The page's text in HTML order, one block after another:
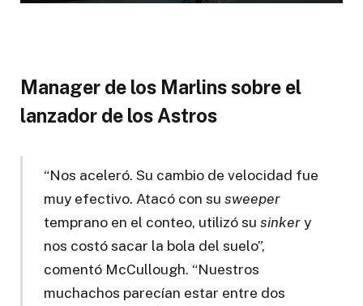
Manager de los Marlins sobre el
lanzador de los Astros
“Nos aceleró. Su cambio de velocidad fue
muy efectivo. Atacó con susweeper
temprano en el conteo, utilizó susinkery
nos costó sacar la bola del suelo”,
comentó McCullough. “Nuestros
muchachos parecían estar entre dos